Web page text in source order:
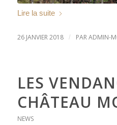
Lire la suite
26 JANVIER 2018 / PARADMIN-
LES
CHÂTEAU
NEWS